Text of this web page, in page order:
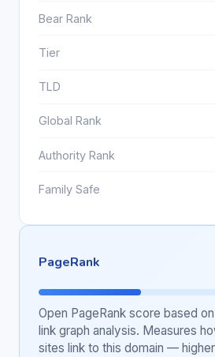
Bear Rank
Tier
TLD
Global Rank
Authority Rank
Family Safe
PageRank
Open PageRank score based
link graph analysis. Measures
sites link to this domain —